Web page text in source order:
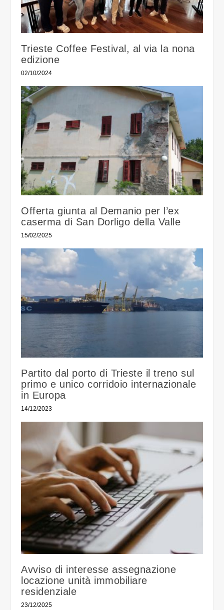
Trieste Coffee Festival, al via la nona
edizione
02/10/2024
Offerta giunta al Demanio per l’ex
caserma di San Dorligo della Valle
15/02/2025
Partito dal porto di Trieste il treno sul
primo e unico corridoio internazionale
in Europa
14/12/2023
Avviso di interesse assegnazione
locazione unità immobiliare
residenziale
23/12/2025